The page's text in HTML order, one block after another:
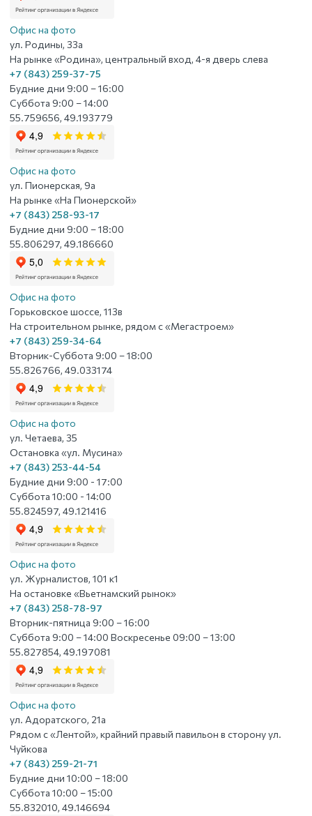
Офис на фото
ул. Родины, 33а
На рынке «Родина», центральный вход, 4-я дверь слева
+7 (843) 259-37-75
Будние дни 9:00 – 16:00
Суббота 9:00 – 14:00
55.759656, 49.193779
Офис на фото
ул. Пионерская, 9а
На рынке «На Пионерской»
+7 (843) 258-93-17
Будние дни 9:00 – 18:00
55.806297, 49.186660
Офис на фото
Горьковское шоссе, 113в
На строительном рынке, рядом с «Мегастроем»
+7 (843) 259-34-64
Вторник-Суббота 9:00 – 18:00
55.826766, 49.033174
Офис на фото
ул. Четаева, 35
Остановка «ул. Мусина»
+7 (843) 253-44-54
Будние дни 9:00 - 17:00
Суббота 10:00 - 14:00
55.824597, 49.121416
Офис на фото
ул. Журналистов, 101 к1
На остановке «Вьетнамский рынок»
+7 (843) 258-78-97
Вторник-пятница 9:00 – 16:00
Суббота 9:00 – 14:00 Воскресенье 09:00 – 13:00
55.827854, 49.197081
Офис на фото
ул. Адоратского, 21а
Рядом с «Лентой», крайний правый павильон в сторону ул.
Чуйкова
+7 (843) 259-21-71
Будние дни 10:00 – 18:00
Суббота 10:00 – 15:00
55.832010, 49.146694